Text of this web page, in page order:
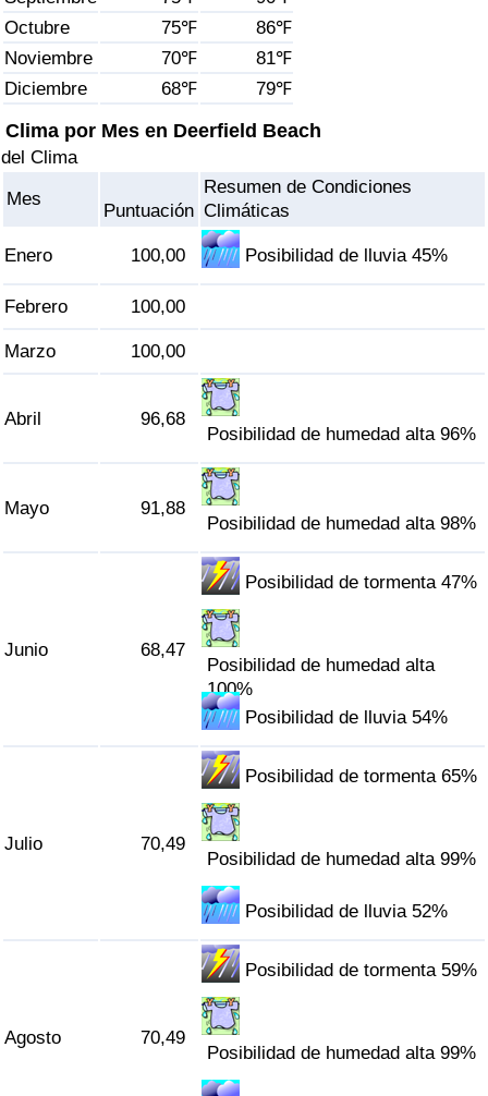
Octubre
75℉
86℉
Noviembre
70℉
81℉
Diciembre
68℉ 79℉
Clima por Mes en Deerfield Beach
del Clima
Mes
Puntuación
Resumen de Condiciones
Climáticas
Enero 100,00 Posibilidad de lluvia 45%
Febrero 100,00
Marzo 100,00
Abril 96,68
Posibilidad de humedad alta 96%
Mayo 91,88
Posibilidad de humedad alta 98%
Junio 68,47
Posibilidad de tormenta 47%
Posibilidad de humedad alta
100%
Posibilidad de lluvia 54%
Julio 70,49
Posibilidad de tormenta 65%
Posibilidad de humedad alta 99%
Posibilidad de lluvia 52%
Agosto 70,49
Posibilidad de tormenta 59%
Posibilidad de humedad alta 99%
Índice de criminalidad por país
Sanidad
Índice de Sanidad (Actual)
Índice de Sanidad por País
Índice de Contaminación (Actual)
Índice de contaminación
Tráfico
Índice de Tráfico (Actual)
Índice de Tráfico por País